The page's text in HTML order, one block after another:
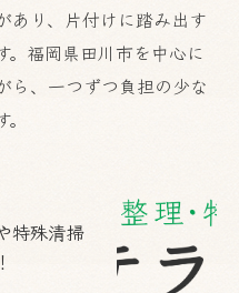
あり、片付けに踏み出す
。福岡県田川市を中心に
ら、一つずつ負担の少な
特殊清掃